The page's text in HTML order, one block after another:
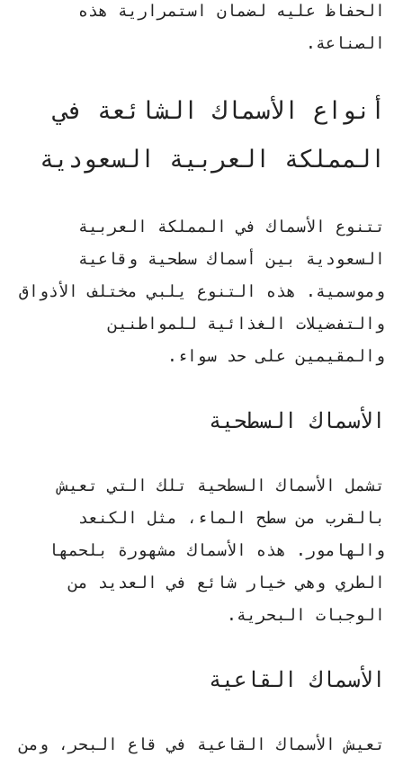
الحفاظ عليه لضمان استمرارية هذه
الصناعة.
أنواع الأسماك الشائعة في
المملكة العربية السعودية
تتنوع الأسماك في المملكة العربية
السعودية بين أسماك سطحية وقاعية
وموسمية. هذه التنوع يلبي مختلف الأذواق
والتفضيلات الغذائية للمواطنين
والمقيمين على حد سواء.
الأسماك السطحية
تشمل الأسماك السطحية تلك التي تعيش
بالقرب من سطح الماء، مثل
الكنعد
و الهامور . هذه الأسماك مشهورة بلحمها
الطري وهي خيار شائع في العديد من
الوجبات البحرية.
الأسماك القاعية
تعيش الأسماك القاعية في قاع البحر، ومن